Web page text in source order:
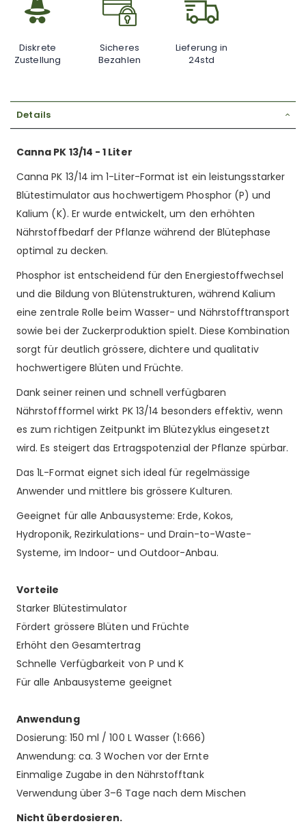
Diskrete
Zustellung
Sicheres
Bezahlen
Lieferung in
24std
Details
Canna PK 13/14 - 1 Liter
Canna PK 13/14 im 1-Liter-Format ist ein leistungsstarker
Blütestimulator aus hochwertigem Phosphor (P) und
Kalium (K). Er wurde entwickelt, um den erhöhten
Nährstoffbedarf der Pflanze während der Blütephase
optimal zu decken.
Phosphor ist entscheidend für den Energiestoffwechsel
und die Bildung von Blütenstrukturen, während Kalium
eine zentrale Rolle beim Wasser- und Nährstofftransport
sowie bei der Zuckerproduktion spielt. Diese Kombination
sorgt für deutlich grössere, dichtere und qualitativ
hochwertigere Blüten und Früchte.
Dank seiner reinen und schnell verfügbaren
Nährstoffformel wirkt PK 13/14 besonders effektiv, wenn
es zum richtigen Zeitpunkt im Blütezyklus eingesetzt
wird. Es steigert das Ertragspotenzial der Pflanze spürbar.
Das 1L-Format eignet sich ideal für regelmässige
Anwender und mittlere bis grössere Kulturen.
Geeignet für alle Anbausysteme: Erde, Kokos,
Hydroponik, Rezirkulations- und Drain-to-Waste-
Systeme, im Indoor- und Outdoor-Anbau.
Vorteile
Starker Blütestimulator
Fördert grössere Blüten und Früchte
Erhöht den Gesamtertrag
Schnelle Verfügbarkeit von P und K
Für alle Anbausysteme geeignet
Anwendung
Dosierung: 150 ml / 100 L Wasser (1:666)
Anwendung: ca. 3 Wochen vor der Ernte
Einmalige Zugabe in den Nährstofftank
Verwendung über 3–6 Tage nach dem Mischen
Nicht überdosieren.